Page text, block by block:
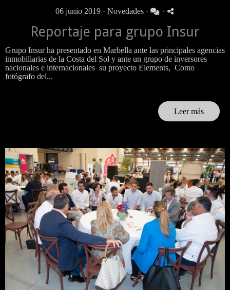
06 junio 2019 · Novedades · ·
Reportaje para grupo Insur
Grupo Insur ha presentado en Marbella ante las principales agencias
inmobiliarias de la Costa del Sol y ante un grupo de inversores
nacionales e internacionales su proyecto Elements, Como
fotógrafo del...
Leer más